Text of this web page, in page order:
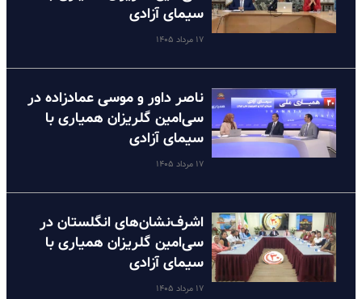
سیمای آزادی
۱۷ مرداد ۱۴۰۵
ناصر داور و موسی عمادزاده در
سی‌امین گلریزان همیاری با
سیمای آزادی
۱۷ مرداد ۱۴۰۵
اشرف‌نشان‌های انگلستان در
سی‌امین گلریزان همیاری با
سیمای آزادی
۱۷ مرداد ۱۴۰۵